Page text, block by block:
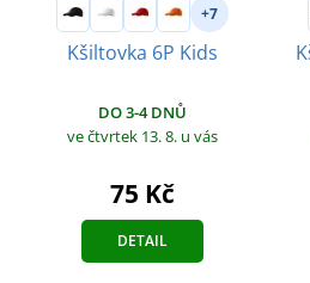
+7
Kšiltovka 6P Kids
DO 3-4 DNŮ
ve čtvrtek 13. 8. u vás
75 Kč
DETAIL